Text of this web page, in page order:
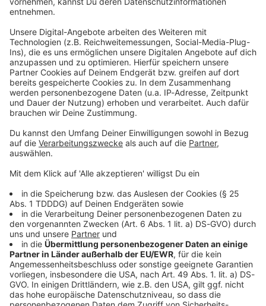
Du möchtest uns etwas sagen?
Studio Hotline
Kontaktformular
Sprachnachricht
© dpa-infocom, dpa:260226-930-737380/1
Bayern